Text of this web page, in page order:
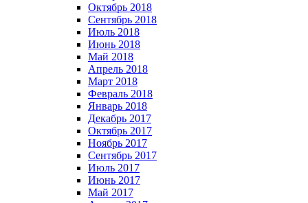
Октябрь 2018
Сентябрь 2018
Июль 2018
Июнь 2018
Май 2018
Апрель 2018
Март 2018
Февраль 2018
Январь 2018
Декабрь 2017
Октябрь 2017
Ноябрь 2017
Сентябрь 2017
Июль 2017
Июнь 2017
Май 2017